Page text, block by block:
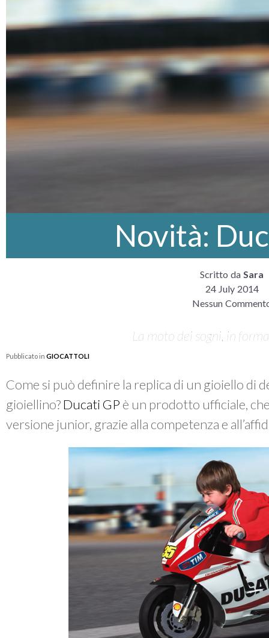
Novità:
Scritto da Sara
24 July 2014
Nessun
La moto dei sogni, in
Pubblicato in GIOCATTOLI
Come si può definire la replica di un gioiello di
gioiellino?Ducati GP è un prodotto ufficiale,
versione junior, grazie alla competenza e